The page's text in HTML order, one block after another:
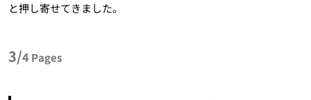
と押し寄せてきました。
3/4 Pages